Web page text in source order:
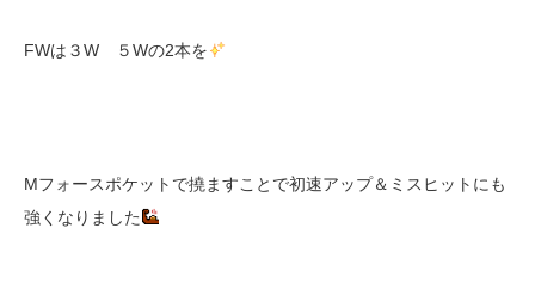
FWは３W ５Wの2本を
Mフォースポケットで撓ますことで初速アップ＆ミスヒットにも
強くなりました